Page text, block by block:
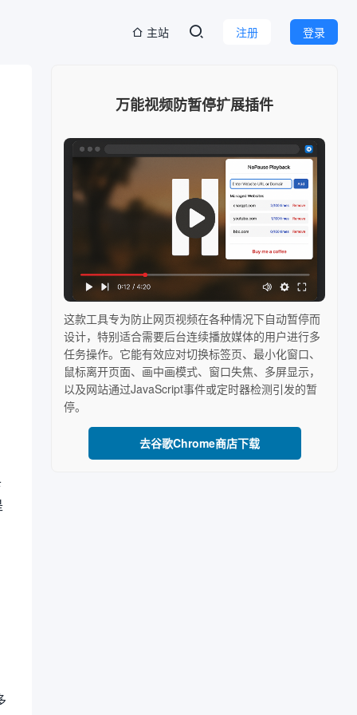
登录
注册
主站
万能视频防暂停扩展插件
这款工具专为防止网页视频在各种情况下自动暂停而
设计，特别适合需要后台连续播放媒体的用户进行多
任务操作。它能有效应对切换标签页、最小化窗口、
鼠标离开页面、画中画模式、窗口失焦、多屏显示，
以及网站通过JavaScript事件或定时器检测引发的暂
停。
去谷歌Chrome商店下载